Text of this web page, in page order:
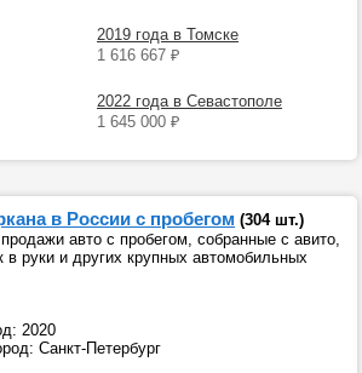
2019 года в Томске
1 616 667 ₽
2022 года в Севастополе
1 645 000 ₽
в России с пробегом (304 шт.)
авто с пробегом, собранные с авито,
в руки и других крупных автомобильных
2020
Санкт-Петербург